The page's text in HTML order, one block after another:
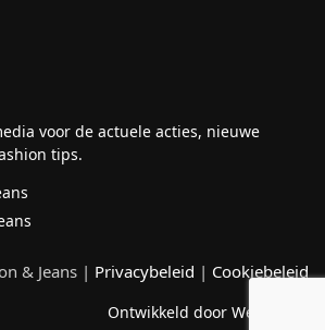
voor de actuele acties, nieuwe
tips.
& Jeans | Privacybeleid | Cookiebeleid
Ontwikkeld door Webzuiver